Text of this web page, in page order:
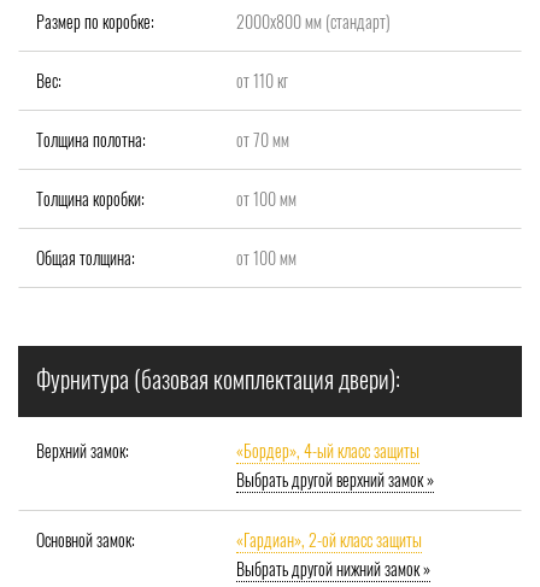
Размер по коробке: 2000x800 мм (стандарт)
Вес: от 110 кг
Толщина полотна: от 70 мм
Толщина коробки: от 100 мм
Общая толщина: от 100 мм
Фурнитура (базовая комплектация двери):
Верхний замок:
«Бордер», 4-ый класс защиты
Выбрать другой верхний замок »
Основной замок:
«Гардиан», 2-ой класс защиты
Выбрать другой нижний замок »